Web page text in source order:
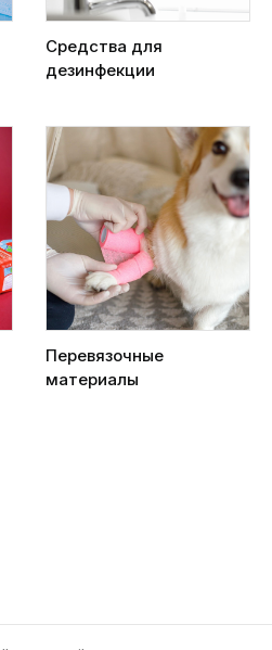
Средства для
дезинфекции
Перевязочные
материалы